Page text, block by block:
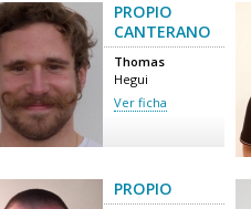
PROPIO
CANTERANO
Thomas
Hegui
Ver ficha
PROPIO